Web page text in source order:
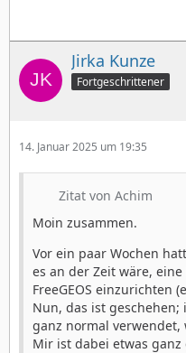
Jirka Kunze
Fortgeschrittener
14. Januar 2025 um 19:35
Zitat von Achim
Moin zusammen.
Vor ein paar Wochen
es an der Zeit wäre,
FreeGEOS einzurichten
Nun, das ist
ganz normal verwendet,
Mir ist dabei etwas